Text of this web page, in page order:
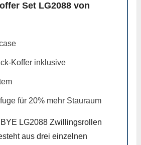
Set LG2088 von
Koffer inklusive
für 20% mehr Stauraum
LG2088 Zwillingsrollen
aus drei einzelnen